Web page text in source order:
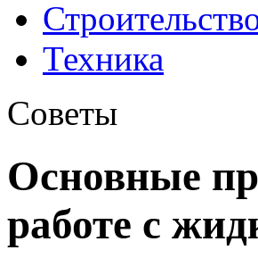
Техника
Советы
Основные
работе с